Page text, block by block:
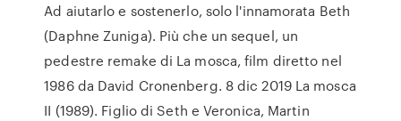
Ad aiutarlo e sostenerlo, solo l'innamorata Beth
(Daphne Zuniga). Più che un sequel, un
pedestre remake di La mosca, film diretto nel
1986 da David Cronenberg. 8 dic 2019 La mosca
II (1989). Figlio di Seth e Veronica, Martin